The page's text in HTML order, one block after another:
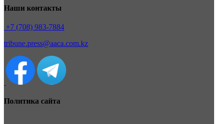
Наши контакты
+7 (708) 983-7884
tribune.press@aaca.com.kz
Политика сайта